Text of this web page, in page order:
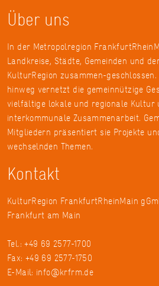
Über uns
In der Metropolregion
Landkreise, Städte, Gemeinden und
KulturRegion zusammen-
hinweg vernetzt die gemeinnützige
vielfältige lokale und regionale Kultur
interkommunale Zusammenarbeit.
Mitgliedern präsentiert sie Projekte
wechselnden Themen.
Kontakt
KulturRegion FrankfurtRheinMain
Frankfurt am Main
Tel.: +49 69 2577-1700
Fax: +49 69 2577-1750
E-Mail: info@krfrm.de